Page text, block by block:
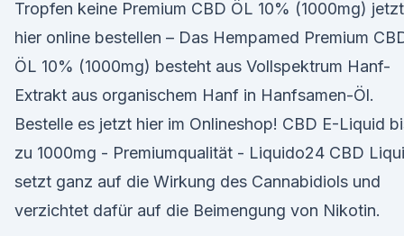
Tropfen keine Premium CBD ÖL 10% (1000mg) jetzt
hier online bestellen – Das Hempamed Premium
ÖL 10% (1000mg) besteht aus Vollspektrum Hanf-
Extrakt aus organischem Hanf in Hanfsamen-Öl.
Bestelle es jetzt hier im Onlineshop! CBD E-Liquid
zu 1000mg - Premiumqualität - Liquido24 CBD
setzt ganz auf die Wirkung des Cannabidiols und
verzichtet dafür auf die Beimengung von Nikotin.